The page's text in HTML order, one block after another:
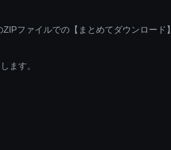
ファイルでの【まとめてダウンロード】
ます。